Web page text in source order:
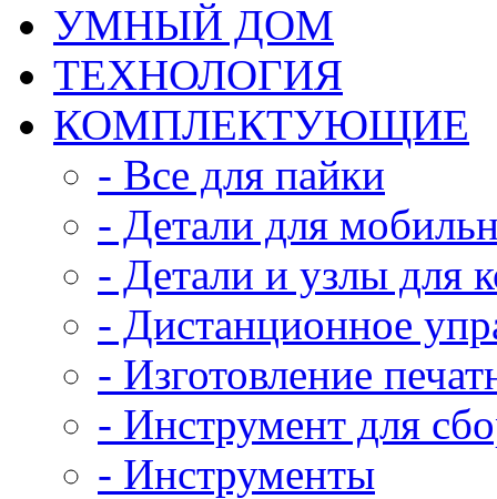
УМНЫЙ ДОМ
ТЕХНОЛОГИЯ
КОМПЛЕКТУЮЩИЕ
- Все для пайки
- Детали для
- Детали и узлы для
- Дистанционное
- Изготовление
- Инструмент для
- Инструменты